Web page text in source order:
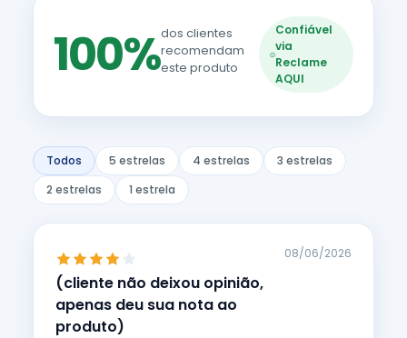
100%dos clientes
recomendam
este produto
Confiável
via
Reclame
AQUI
Todos 5 estrelas 4 estrelas
3 estrelas
2 estrelas
1 estrela
(cliente não deixou opinião,
apenas deu sua nota ao
produto)
08/06/2026